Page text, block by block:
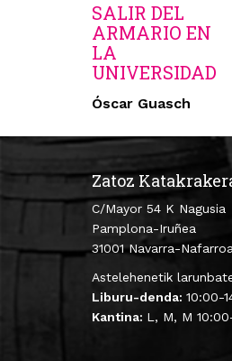
SALIR DEL
ARMARIO EN
LA
UNIVERSIDAD
Óscar Guasch
Zatoz
C/Mayor 54 K Nagusia
Pamplona-Iruñea
31001 Navarra-
Astelehenetik
Liburu-denda: 10:00-
Kantina: L, M, M